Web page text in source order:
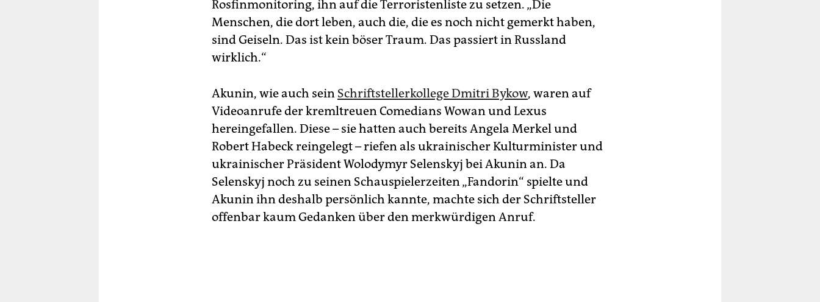
Rosfinmonitoring, ihn auf die Terroristenliste zu setzen. „Die
Menschen, die dort leben, auch die, die es noch nicht gemerkt haben,
sind Geiseln. Das ist kein böser Traum. Das passiert in Russland
wirklich.“
Akunin, wie auch sein Schriftstellerkollege Dmitri Bykow, waren auf
Videoanrufe der kremltreuen Comedians Wowan und Lexus
hereingefallen. Diese – sie hatten auch bereits Angela Merkel und
Robert Habeck reingelegt – riefen als ukrainischer Kulturminister und
ukrainischer Präsident Wolodymyr Selenskyj bei Akunin an. Da
Selenskyj noch zu seinen Schauspielerzeiten „Fandorin“ spielte und
Akunin ihn deshalb persönlich kannte, machte sich der Schriftsteller
offenbar kaum Gedanken über den merkwürdigen Anruf.